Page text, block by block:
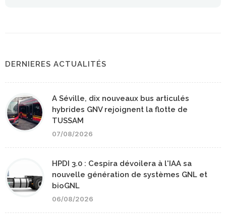
DERNIERES ACTUALITÉS
A Séville, dix nouveaux bus articulés
hybrides GNV rejoignent la flotte de
TUSSAM
07/08/2026
HPDI 3.0 : Cespira dévoilera à l'IAA sa
nouvelle génération de systèmes GNL et
bioGNL
06/08/2026